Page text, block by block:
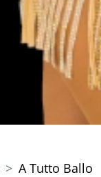
A Tutto Ballo